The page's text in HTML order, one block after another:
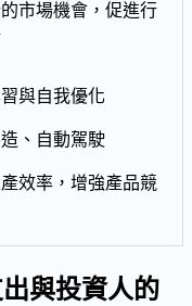
市場機會，促進行
與自我優化
、自動駕駛
效率，增強產品競
與投資人的